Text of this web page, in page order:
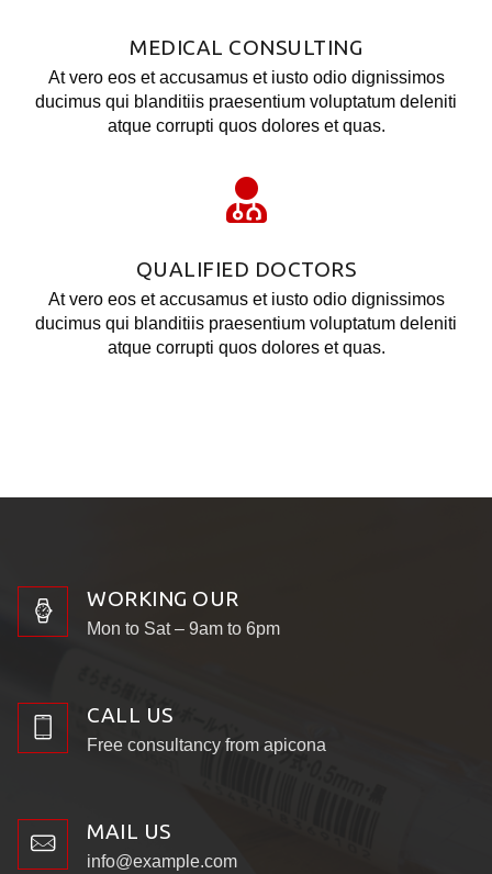
MEDICAL CONSULTING
At vero eos et accusamus et iusto odio dignissimos
ducimus qui blanditiis praesentium voluptatum deleniti
atque corrupti quos dolores et quas.
QUALIFIED DOCTORS
At vero eos et accusamus et iusto odio dignissimos
ducimus qui blanditiis praesentium voluptatum deleniti
atque corrupti quos dolores et quas.
WORKING OUR
Mon to Sat – 9am to 6pm
CALL US
Free consultancy from apicona
MAIL US
info@example.com